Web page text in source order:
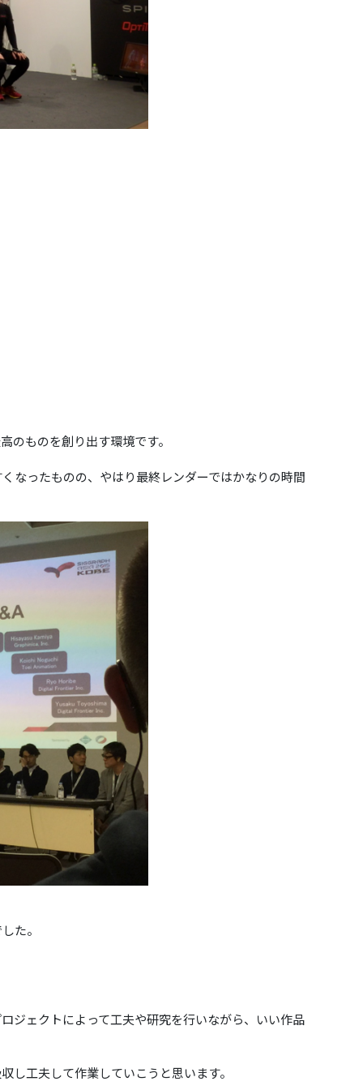
のものを創り出す環境です。
なったものの、やはり最終レンダーではかなりの時間
た。
ジェクトによって工夫や研究を行いながら、いい作品
し工夫して作業していこうと思います。